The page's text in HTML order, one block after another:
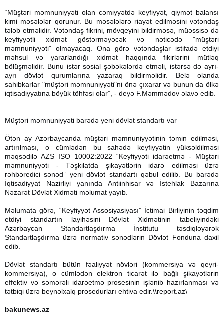
“Müştəri məmnuniyyəti olan cəmiyyətdə keyfiyyət, qiymət balansı
kimi məsələlər qorunur. Bu məsələlərə riayət edilməsini vətəndaş
tələb etməlidir. Vətəndaş fikrini, mövqeyini bildirməsə, müəssisə də
keyfiyyətli xidmət göstərməyəcək və nəticədə "müştəri
məmnuniyyəti" olmayacaq. Ona görə vətəndaşlar istifadə etdiyi
məhsul və yararlandığı xidmət haqqında fikirlərini mütləq
bölüşməlidir. Bunu istər sosial şəbəkələrdə etməli, istərsə də ayrı-
ayrı dövlət qurumlarına yazaraq bildirməlidir. Belə olanda
sahibkarlar "müştəri məmnuniyyəti"ni önə çıxarar və bunun da ölkə
iqtisadiyyatına böyük töhfəsi olar”, - deyə F.Məmmədov əlavə edib.
Müştəri məmnuniyyəti barədə yeni dövlət standartı var
Ötən ay Azərbaycanda müştəri məmnuniyyətinin təmin edilməsi,
artırılması, o cümlədən bu sahədə keyfiyyətin yüksəldilməsi
məqsədilə AZS ISO 10002:2022 “Keyfiyyəti idarəetmə - Müştəri
məmnuniyyəti - Təşkilatda şikayətlərin idarə edilməsi üzrə
rəhbəredici sənəd” yeni dövlət standartı qəbul edilib. Bu barədə
İqtisadiyyat Nazirliyi yanında Antiinhisar və İstehlak Bazarına
Nəzarət Dövlət Xidməti məlumat yayıb.
Məlumata görə, “Keyfiyyət Assosiyasiyası” İctimai Birliyinin təqdim
etdiyi standartın layihəsini Dövlət Xidmətinin tabeliyindəki
Azərbaycan Standartlaşdırma İnstitutu təsdiqləyərək
Standartlaşdırma üzrə normativ sənədlərin Dövlət Fonduna daxil
edib.
Dövlət standartı bütün fəaliyyət növləri (kommersiya və qeyri-
kommersiya), o cümlədən elektron ticarət ilə bağlı şikayətlərin
effektiv və səmərəli idarəetmə prosesinin işlənib hazırlanması və
tətbiqi üzrə beynəlxalq prosedurları ehtiva edir.\\report.az\
bakunews.az